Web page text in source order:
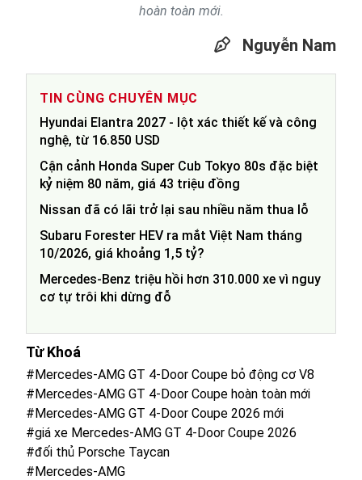
hoàn toàn mới.
Nguyễn Nam
TIN CÙNG CHUYÊN MỤC
Hyundai Elantra 2027 - lột xác thiết kế và công
nghệ, từ 16.850 USD
Cận cảnh Honda Super Cub Tokyo 80s đặc biệt
kỷ niệm 80 năm, giá 43 triệu đồng
Nissan đã có lãi trở lại sau nhiều năm thua lỗ
Subaru Forester HEV ra mắt Việt Nam tháng
10/2026, giá khoảng 1,5 tỷ?
Mercedes-Benz triệu hồi hơn 310.000 xe vì nguy
cơ tự trôi khi dừng đỗ
Từ Khoá
#Mercedes-AMG GT 4-Door Coupe bỏ động cơ V8
#Mercedes-AMG GT 4-Door Coupe hoàn toàn mới
#Mercedes-AMG GT 4-Door Coupe 2026 mới
#giá xe Mercedes-AMG GT 4-Door Coupe 2026
#đối thủ Porsche Taycan
#Mercedes-AMG